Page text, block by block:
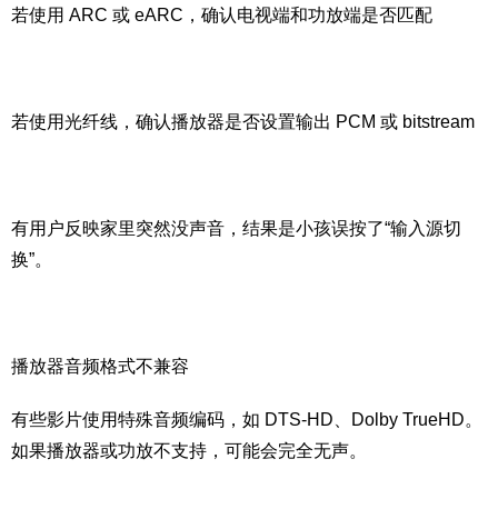
若使用 ARC 或 eARC，确认电视端和功放端是否匹配
若使用光纤线，确认播放器是否设置输出 PCM 或 bitstream
有用户反映家里突然没声音，结果是小孩误按了“输入源切
换”。
播放器音频格式不兼容
有些影片使用特殊音频编码，如 DTS-HD、Dolby TrueHD。
如果播放器或功放不支持，可能会完全无声。